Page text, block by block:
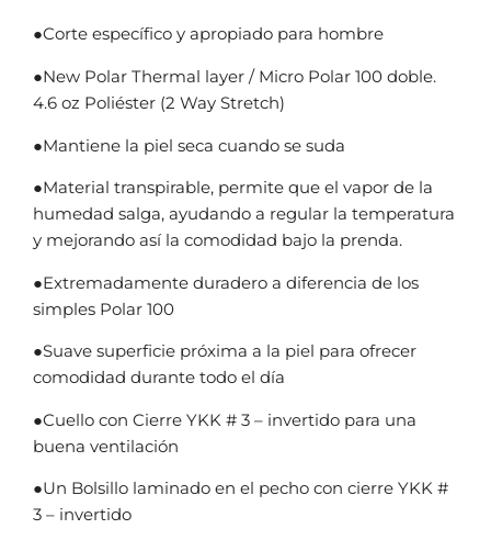
●Corte específico y apropiado para hombre
●New Polar Thermal layer / Micro Polar 100 doble.
4.6 oz Poliéster (2 Way Stretch)
●Mantiene la piel seca cuando se suda
●Material transpirable, permite que el vapor de la
humedad salga, ayudando a regular la temperatura
y mejorando así la comodidad bajo la prenda.
●Extremadamente duradero a diferencia de los
simples Polar 100
●Suave superficie próxima a la piel para ofrecer
comodidad durante todo el día
●Cuello con Cierre YKK # 3 – invertido para una
buena ventilación
●Un Bolsillo laminado en el pecho con cierre YKK #
3 – invertido